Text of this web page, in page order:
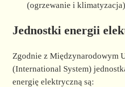
(ogrzewanie i
Jednostki energii
Zgodnie z Międzynarodowym
(International System)
energię elektryczną są: